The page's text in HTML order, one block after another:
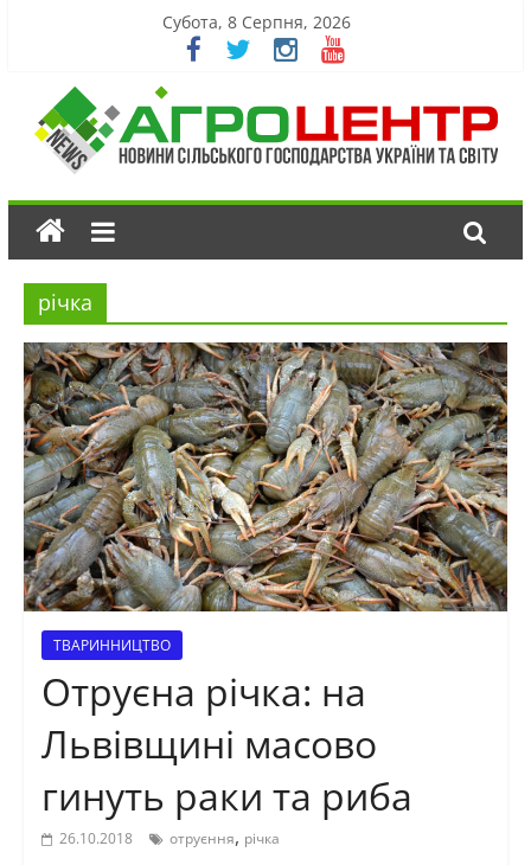
Субота, 8 Серпня, 2026
річка
ТВАРИННИЦТВО
Отруєна річка: на
Львівщині масово
гинуть раки та риба
26.10.2018 отруєння, річка